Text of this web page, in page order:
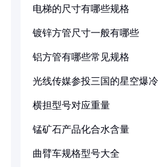
电梯的尺寸有哪些规格
镀锌方管尺寸一般有哪些
铝方管有哪些常见规格
光线传媒参投三国的星空爆冷
横担型号对应重量
锰矿石产品化合水含量
曲臂车规格型号大全